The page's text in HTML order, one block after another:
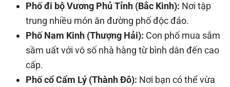
Phố đi bộ Vương Phủ Tỉnh (Bắc Kinh): Nơi tập
trung nhiều món ăn đường phố độc đáo.
Phố Nam Kinh (Thượng Hải): Con phố mua sắm
sầm uất với vô số nhà hàng từ bình dân đến cao
cấp.
Phố cổ Cẩm Lý (Thành Đô): Nơi bạn có thể vừa